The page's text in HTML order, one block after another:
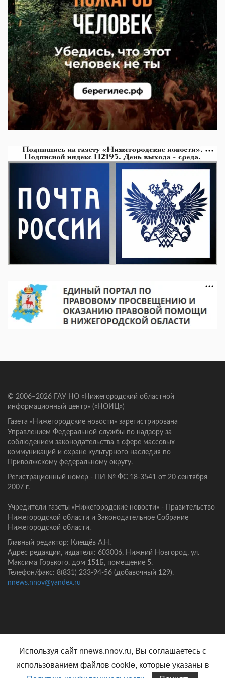
© 2006–2026 ГАУ НО «Нижегородский областной
информационный центр» («НОИЦ»)
Газета «Нижегородские новости» зарегистрирована
Управлением Федеральной службы по надзору за
соблюдением законодательства в сфере массовых
коммуникаций и охране культурного наследия по
Приволжскому федеральному округу.
Регистрационный номер - ПИ № ФС 18-3541 от 20 сентября
2007 г.
Учредители газеты «Нижегородские новости» - Правительство
Нижегородской области и Законодательное Собрание
Нижегородской области.
Главный редактор: Клещёв А.Н.
Адрес редакции, издателя: 603006, Нижний Новгород, ул.
Максима Горького, дом 151Б, помещение 5.
Телефон/факс: 8(831) 233-94-56 (добавочный 129).
nnews.nnov@yandex.ru
Используя сайт nnews.nnov.ru, Вы соглашаетесь с
использованием файлов cookie, которые указаны в